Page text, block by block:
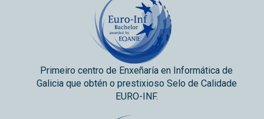
Primeiro centro de Enxeñaría en Informática de
Galicia que obtén o prestixioso Selo de Calidade
EURO-INF.